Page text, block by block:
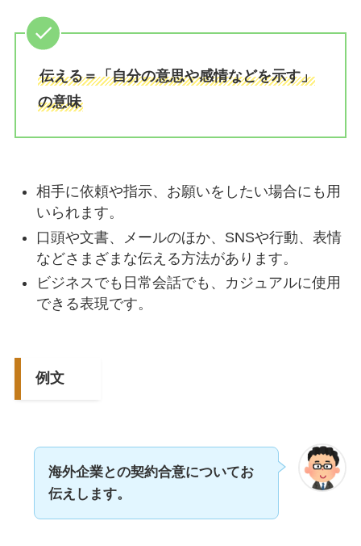
伝える＝「自分の意思や感情などを示す」
の意味
相手に依頼や指示、お願いをしたい場合にも用
いられます。
口頭や文書、メールのほか、SNSや行動、表情
などさまざまな伝える方法があります。
ビジネスでも日常会話でも、カジュアルに使用
できる表現です。
例文
海外企業との契約合意についてお
伝えします。